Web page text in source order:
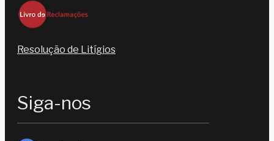
Resolução de Litígios
Siga-nos